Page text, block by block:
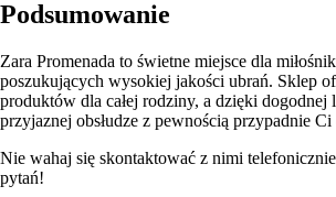
Podsumowanie
Zara Promenada to świetne miejsce dla
poszukujących wysokiej jakości ubrań. Sklep
produktów dla całej rodziny, a dzięki dogodnej
przyjaznej obsłudze z pewnością przypadnie Ci
Nie wahaj się skontaktować z nimi
pytań!